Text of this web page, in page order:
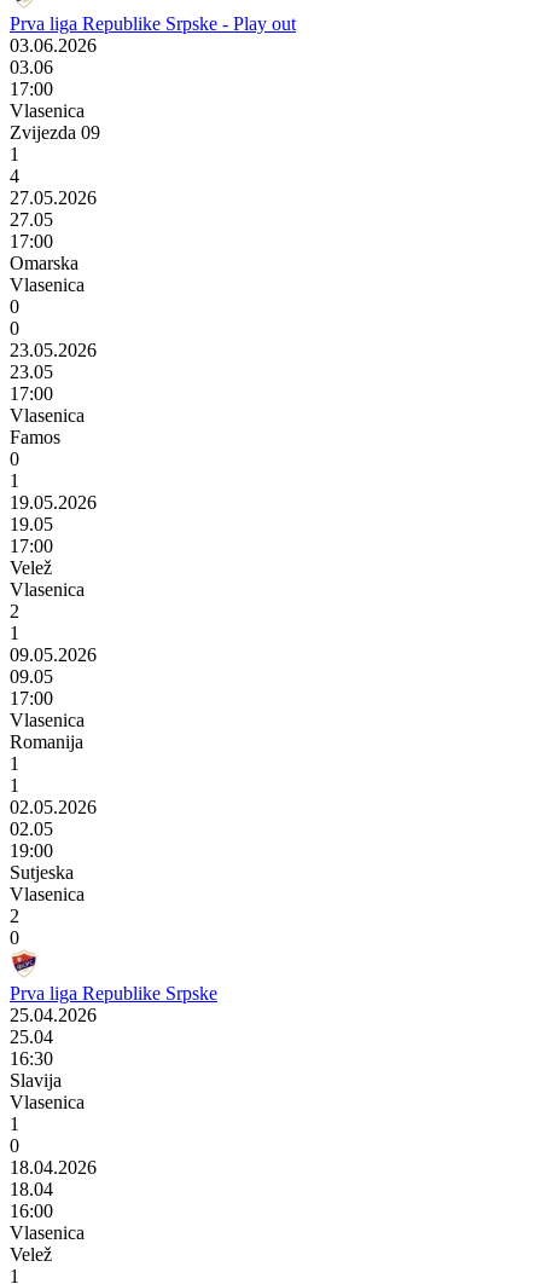
Prva liga Republike Srpske - Play out
03.06.2026
03.06
17:00
Vlasenica
Zvijezda 09
1
4
27.05.2026
27.05
17:00
Omarska
Vlasenica
0
0
23.05.2026
23.05
17:00
Vlasenica
Famos
0
1
19.05.2026
19.05
17:00
Velež
Vlasenica
2
1
09.05.2026
09.05
17:00
Vlasenica
Romanija
1
1
02.05.2026
02.05
19:00
Sutjeska
Vlasenica
2
0
Prva liga Republike Srpske
25.04.2026
25.04
16:30
Slavija
Vlasenica
1
0
18.04.2026
18.04
16:00
Vlasenica
Velež
1